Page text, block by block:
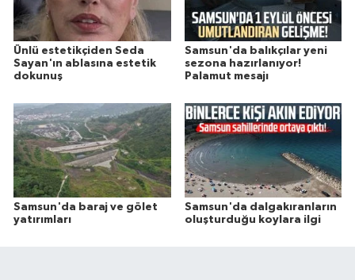
Ünlü estetikçiden Seda
Sayan'ın ablasına estetik
dokunuş
Samsun'da balıkçılar yeni
sezona hazırlanıyor!
Palamut mesajı
Samsun'da baraj ve gölet
yatırımları
Samsun'da dalgakıranların
oluşturduğu koylara ilgi